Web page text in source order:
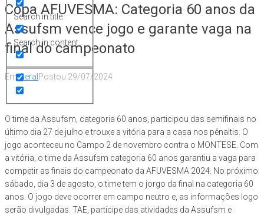
Search in title
Search in content
Copa AFUVESMA: Categoria 60 anos da
Assufsm vence jogo e garante vaga na
final do campeonato
EmGeral Postou 29/07/2024
O time da Assufsm, categoria 60 anos, participou das semifinais no
último dia 27 de julho e trouxe a vitória para a casa nos pênaltis. O
jogo aconteceu no Campo 2 de novembro contra o MONTESE. Com
a vitória, o time da Assufsm categoria 60 anos garantiu a vaga para
competir as finais do campeonato da AFUVESMA 2024. No próximo
sábado, dia 3 de agosto, o time tem o jorgo da final na categoria 60
anos. O jogo deve ocorrer em campo neutro e, as informações logo
serão divulgadas. TAE, participe das atividades da Assufsm e